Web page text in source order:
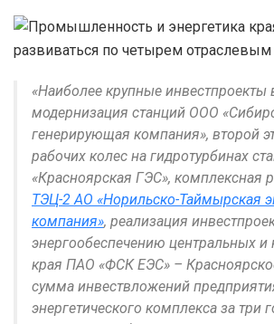
«Наиболее крупные инвестпроекты
модернизация станций ООО
генерирующая компания», второй
рабочих колес на гидротурбинах
«Красноярская ГЭС», комплексная
ТЭЦ-2 АО «Норильско-Таймырская
компания», реализация
энергообеспечению центральных
края ПАО «ФСК ЕЭС» –
сумма инвествложений
энергетического комплекса за три